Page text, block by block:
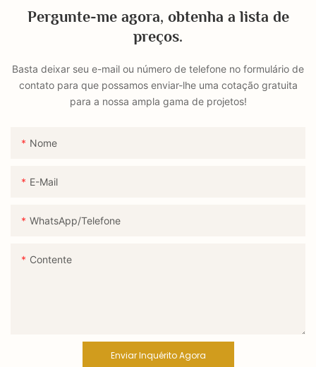
Pergunte-me agora, obtenha a lista de
preços.
Basta deixar seu e-mail ou número de telefone no formulário de
contato para que possamos enviar-lhe uma cotação gratuita
para a nossa ampla gama de projetos!
Nome
E-Mail
WhatsApp/Telefone
Contente
Enviar Inquérito Agora